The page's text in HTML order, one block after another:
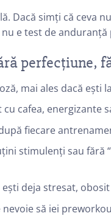
Dacă simți că ceva
e test de anduranță
perfecțiune,
mai ales dacă
cafea, energizante
fiecare
stimulenți sau fără
deja stresat,
nevoie să iei